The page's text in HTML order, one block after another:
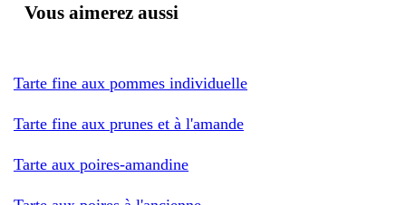
Vous aimerez aussi
Tarte fine aux pommes individuelle
Tarte fine aux prunes et à l'amande
Tarte aux poires-amandine